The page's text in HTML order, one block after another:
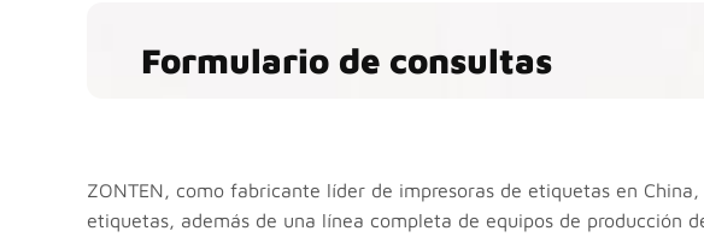
Formulario de consultas
ZONTEN, como fabricante líder de impresoras de etiquetas en
etiquetas, además de una línea completa de equipos de producción